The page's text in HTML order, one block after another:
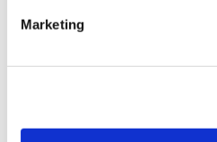
Marketing